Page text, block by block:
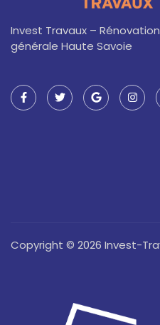
Invest Travaux – Rénovation
générale Haute Savoie
F
a
c
T
w
i
G
o
o
I
n
s
Copyright © 2026 Invest-